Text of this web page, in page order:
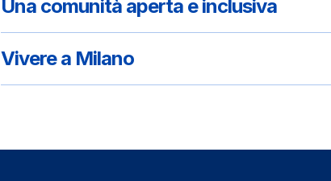
Una comunità aperta e inclusiva
Vivere a Milano